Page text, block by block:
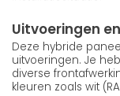
Uitvoeringen
Deze hybride
uitvoeringen. Je
diverse
kleuren zoals wit